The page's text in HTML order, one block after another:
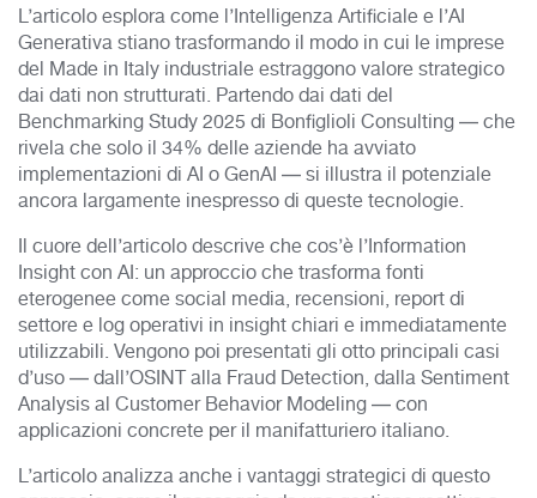
L’articolo esplora come l’Intelligenza Artificiale e l’AI
Generativa stiano trasformando il modo in cui le imprese
del Made in Italy industriale estraggono valore strategico
dai dati non strutturati. Partendo dai dati del
Benchmarking Study 2025 di Bonfiglioli Consulting — che
rivela che solo il 34% delle aziende ha avviato
implementazioni di AI o GenAI — si illustra il potenziale
ancora largamente inespresso di queste tecnologie.
Il cuore dell’articolo descrive che cos’è l’Information
Insight con AI: un approccio che trasforma fonti
eterogenee come social media, recensioni, report di
settore e log operativi in insight chiari e immediatamente
utilizzabili. Vengono poi presentati gli otto principali casi
d’uso — dall’OSINT alla Fraud Detection, dalla Sentiment
Analysis al Customer Behavior Modeling — con
applicazioni concrete per il manifatturiero italiano.
L’articolo analizza anche i vantaggi strategici di questo